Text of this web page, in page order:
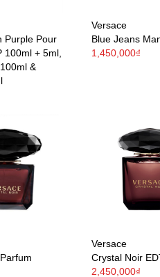
Purple Pour
100ml + 5ml,
&
Versace
Blue Jeans
1,450,000₫
Versace
Crystal Noir
2,450,000₫